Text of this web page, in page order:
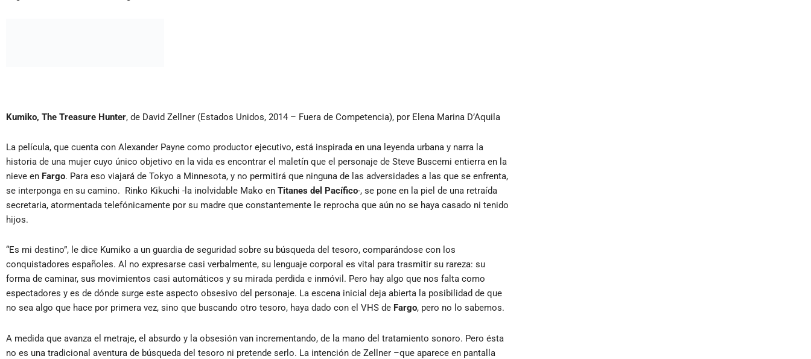
Kumiko, The Treasure Hunter, de David Zellner (Estados Unidos, 2014 – Fuera de Competencia), por Elena Marina D’Aquila
La película, que cuenta con Alexander Payne como productor ejecutivo, está inspirada en una leyenda urbana y narra la
historia de una mujer cuyo único objetivo en la vida es encontrar el maletín que el personaje de Steve Buscemi entierra en la
nieve en Fargo. Para eso viajará de Tokyo a Minnesota, y no permitirá que ninguna de las adversidades a las que se enfrenta,
se interponga en su camino. Rinko Kikuchi -la inolvidable Mako en Titanes del Pacífico-, se pone en la piel de una retraída
secretaria, atormentada telefónicamente por su madre que constantemente le reprocha que aún no se haya casado ni tenido
hijos.
“Es mi destino”, le dice Kumiko a un guardia de seguridad sobre su búsqueda del tesoro, comparándose con los
conquistadores españoles. Al no expresarse casi verbalmente, su lenguaje corporal es vital para trasmitir su rareza: su
forma de caminar, sus movimientos casi automáticos y su mirada perdida e inmóvil. Pero hay algo que nos falta como
espectadores y es de dónde surge este aspecto obsesivo del personaje. La escena inicial deja abierta la posibilidad de que
no sea algo que hace por primera vez, sino que buscando otro tesoro, haya dado con el VHS de Fargo, pero no lo sabemos.
A medida que avanza el metraje, el absurdo y la obsesión van incrementando, de la mano del tratamiento sonoro. Pero ésta
no es una tradicional aventura de búsqueda del tesoro ni pretende serlo. La intención de Zellner –que aparece en pantalla